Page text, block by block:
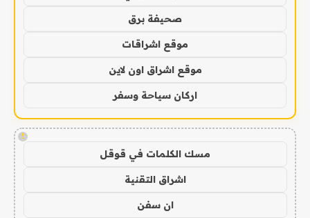
صحيفة برق
موقع اشراقات
موقع اشراق اون لاين
اركان سياحة وسفر
!
مسك الكلمات في قوقل
اشراق التقنية
ان سفن